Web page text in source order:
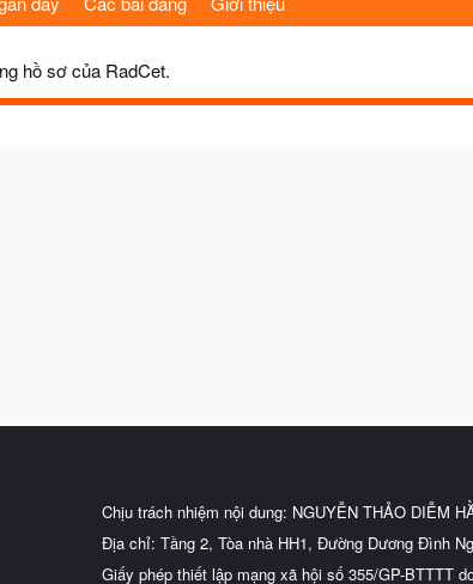
hồ sơ của RadCet.
Chịu trách nhiệm nội dung: NGUYỄN THẢO DIỄM
Địa chỉ: Tầng 2, Tòa nhà HH1, Đường Dương Đình
Giấy phép thiết lập mạng xã hội số 355/GP-BTTTT